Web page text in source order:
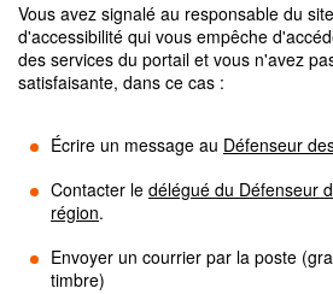
Vous avez signalé au responsable du
d'accessibilité qui vous empêche
des services du portail et vous n'avez
satisfaisante, dans ce cas :
Écrire un message au Défenseur
Contacter le délégué du Défenseur
région.
Envoyer un courrier par la poste
timbre)